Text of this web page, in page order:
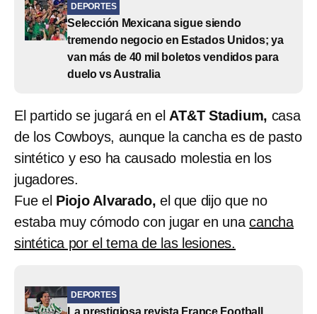
DEPORTES
Selección Mexicana sigue siendo
tremendo negocio en Estados Unidos; ya
van más de 40 mil boletos vendidos para
duelo vs Australia
El partido se jugará en el AT&T Stadium, casa
de los Cowboys, aunque la cancha es de pasto
sintético y eso ha causado molestia en los
jugadores.
Fue el Piojo Alvarado, el que dijo que no
estaba muy cómodo con jugar en unacancha
sintética por el tema de las lesiones.
DEPORTES
La prestigiosa revista France Football